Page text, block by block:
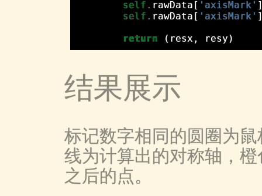
self . rawData [ 'axisMark'
self . rawData [ 'axisMark'
return
( resx , resy)
结果展示
标记数字相同的圆圈为
线为计算出的对称轴，
之后的点。